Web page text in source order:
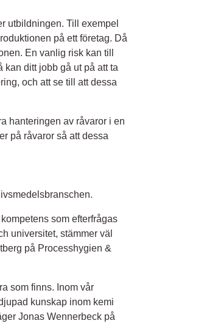
utbildningen. Till exempel
på ett företag. Då
En vanlig risk kan till
ditt jobb gå ut på att ta
och att se till att dessa
hanteringen av råvaror i en
på råvaror så att dessa
som efterfrågas
universitet, stämmer väl
på Processhygien &
som finns. Inom vår
kunskap inom kemi
Jonas Wennerbeck på